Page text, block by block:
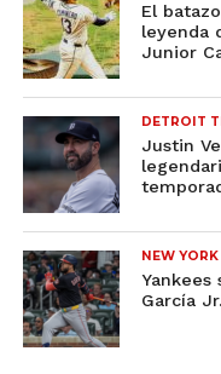
El
leyenda
Junior
DETROIT
Justin
NEW YORK
Yankees
García Jr.